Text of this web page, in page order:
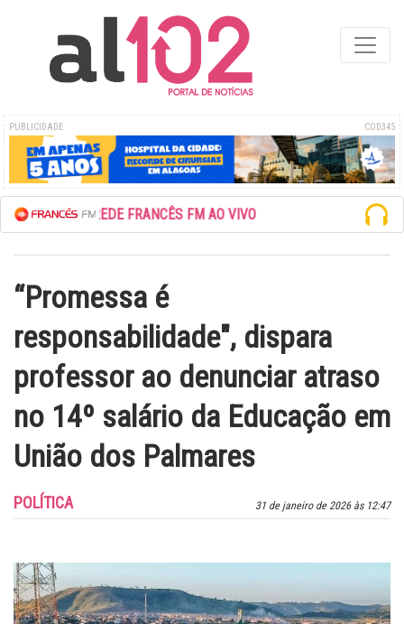
PUBLICIDADE COD345
ESCUTE A REDE FRANCÊS FM AO VIVO
“Promessa é
responsabilidade", dispara
professor ao denunciar atraso
no 14º salário da Educação em
União dos Palmares
31 de janeiro de 2026 às 12:47
POLÍTICA